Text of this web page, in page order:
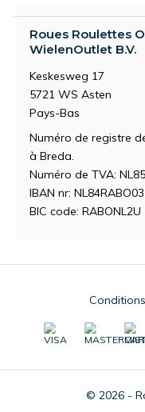
Roues Roulettes
WielenOutlet B.V.
Keskesweg 17
5721 WS Asten
Pays-Bas
Numéro de registre
à Breda.
Numéro de TVA:
IBAN nr:
BIC code: RABONL2U
© 2026 -